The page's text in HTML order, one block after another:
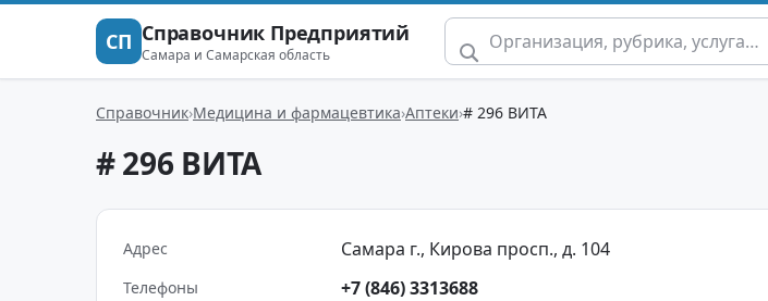
СП Справочник Предприятий
Самара и Самарская область
Справочник Медицина и фармацевтика Аптеки # 296 ВИТА
# 296 ВИТА
Адрес Самара г., Кирова просп., д. 104
Телефоны +7 (846) 3313688